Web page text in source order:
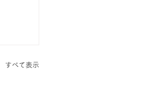
すべて表示